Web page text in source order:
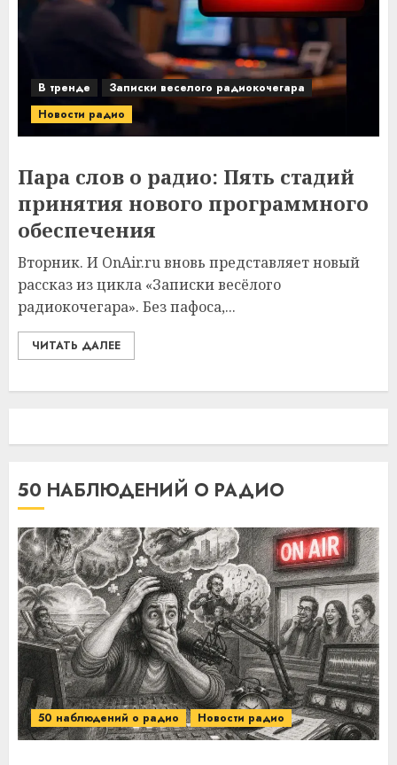
В тренде
Записки веселого радиокочегара
Новости радио
Пара слов о радио: Пять стадий
принятия нового программного
обеспечения
Вторник. И OnAir.ru вновь представляет новый
рассказ из цикла «Записки весёлого
радиокочегара». Без пафоса,...
ЧИТАТЬ ДАЛЕЕ
50 НАБЛЮДЕНИЙ О РАДИО
50 наблюдений о радио Новости радио